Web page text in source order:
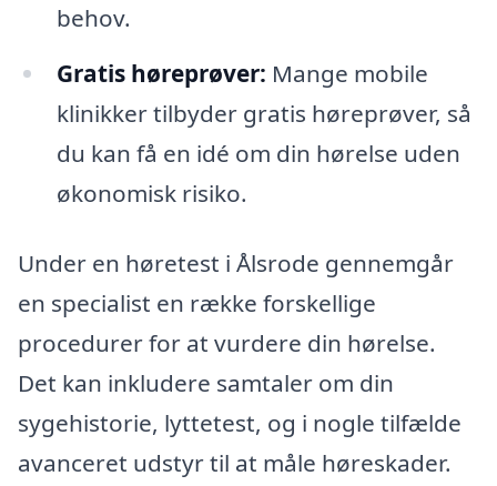
behov.
Gratis høreprøver: Mange mobile
klinikker tilbyder gratis høreprøver, så
du kan få en idé om din hørelse uden
økonomisk risiko.
Under en høretest i Ålsrode gennemgår
en specialist en række forskellige
procedurer for at vurdere din hørelse.
Det kan inkludere samtaler om din
sygehistorie, lyttetest, og i nogle tilfælde
avanceret udstyr til at måle høreskader.